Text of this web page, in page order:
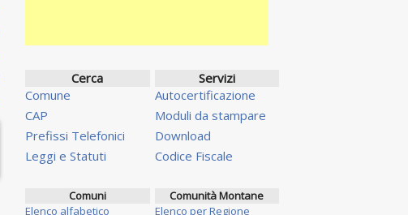
Cerca
Comune
CAP
Prefissi Telefonici
Leggi e Statuti
Servizi
Autocertificazione
Moduli da stampare
Download
Codice Fiscale
Comuni
Elenco alfabetico
Comunità Montane
Elenco per Regione